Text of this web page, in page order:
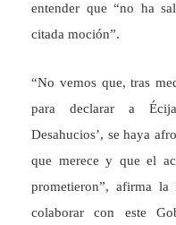
entender que “no ha
citada moción”.
“No vemos que, tras
para declarar a
Desahucios’, se haya
que merece y que el
prometieron”, afirma
colaborar con este